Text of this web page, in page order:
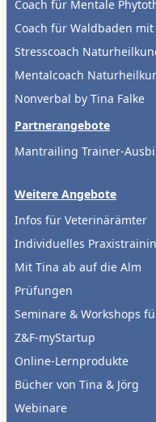
Coach für Mentale
Coach für Waldbaden
Stresscoach
Mentalcoach
Nonverbal by Tina Falke
Partnerangebote
Mantrailing Trainer-
Weitere Angebote
Infos für Veterinärämter
Individuelles
Mit Tina ab auf die Alm
Prüfungen
Seminare & Workshops
Z&F-myStartup
Online-Lernprodukte
Bücher von Tina & Jörg
Webinare